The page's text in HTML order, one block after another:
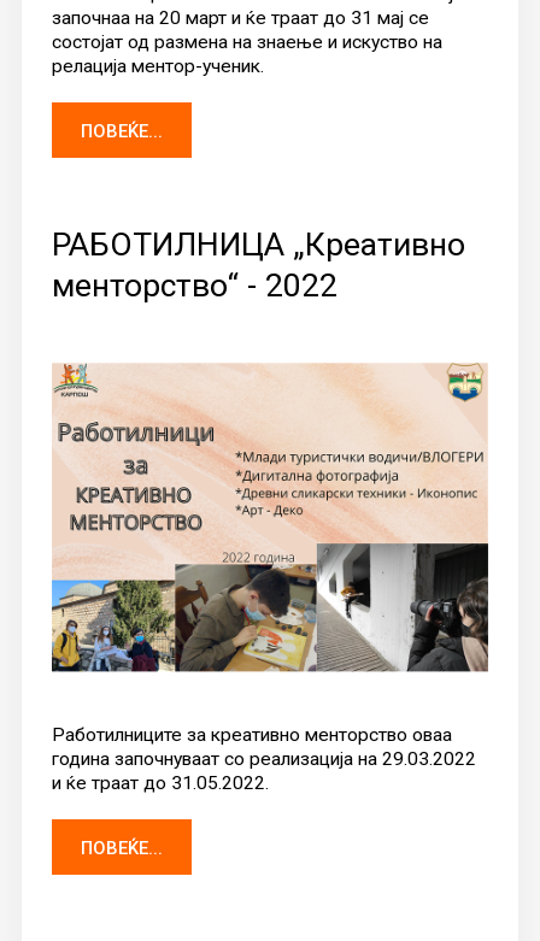
започнаа на 20 март и ќе траат до 31 мај се
состојат од размена на знаење и искуство на
релација ментор-ученик.
ПОВЕЌЕ...
РАБОТИЛНИЦА „Креативно
менторство“ - 2022
Работилниците за креативно менторство оваа
година започнуваат со реализација на 29.03.2022
и ќе траат до 31.05.2022.
ПОВЕЌЕ...